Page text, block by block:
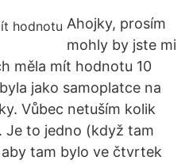
Ahojky, prosím
mohly by jste mi
měla mít hodnotu 10
jako samoplatce na
Vůbec netuším kolik
Je to jedno (když tam
tam bylo ve čtvrtek